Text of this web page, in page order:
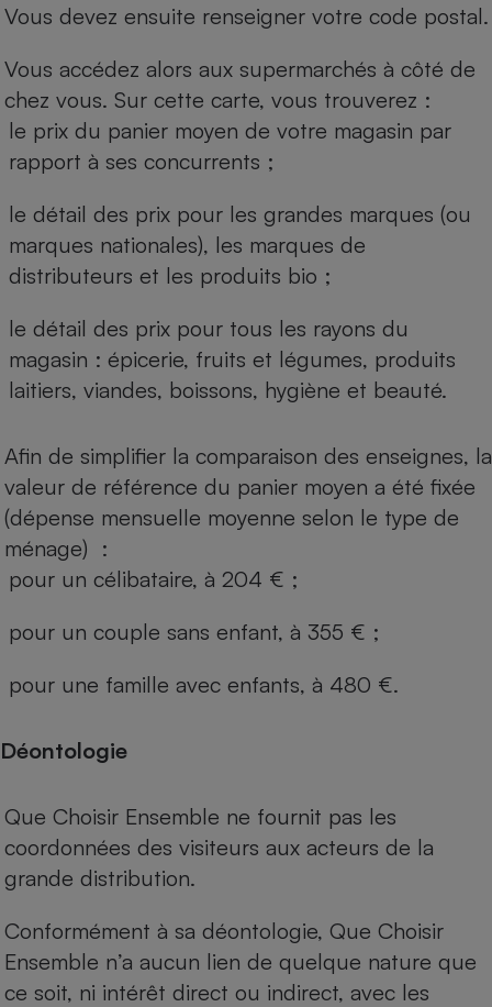
Vous devez ensuite renseigner votre code postal.
Vous accédez alors aux supermarchés à côté de
chez vous. Sur cette carte, vous trouverez :
le prix du panier moyen de votre magasin par
rapport à ses concurrents ;
le détail des prix pour les grandes marques (ou
marques nationales), les marques de
distributeurs et les produits bio ;
le détail des prix pour tous les rayons du
magasin : épicerie, fruits et légumes, produits
laitiers, viandes, boissons, hygiène et beauté.
Afin de simplifier la comparaison des enseignes, la
valeur de référence du panier moyen a été fixée
(dépense mensuelle moyenne selon le type de
ménage) :
pour un célibataire, à 204 € ;
pour un couple sans enfant, à 355 € ;
pour une famille avec enfants, à 480 €.
Déontologie
Que Choisir Ensemble ne fournit pas les
coordonnées des visiteurs aux acteurs de la
grande distribution.
Conformément à sa déontologie, Que Choisir
Ensemble n’a aucun lien de quelque nature que
ce soit, ni intérêt direct ou indirect, avec les